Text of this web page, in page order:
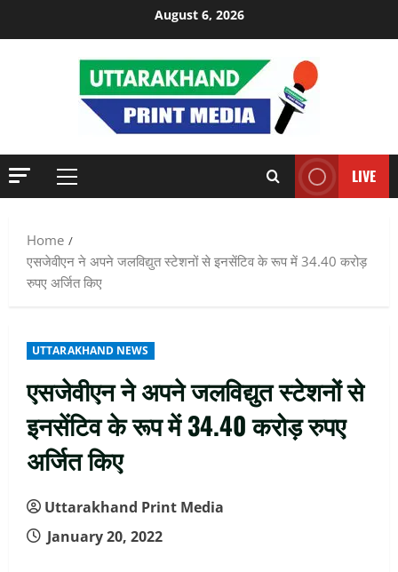
August 6, 2026
Primary
LIVE
Home
एसजेवीएन ने अपने जलविद्युत स्‍टेशनों से इनसेंटिव के रूप में 34.40 करोड़
रुपए अर्जित किए
UTTARAKHAND NEWS
एसजेवीएन ने अपने जलविद्युत स्‍टेशनों से
इनसेंटिव के रूप में 34.40 करोड़ रुपए
अर्जित किए
Uttarakhand Print Media
January 20, 2022